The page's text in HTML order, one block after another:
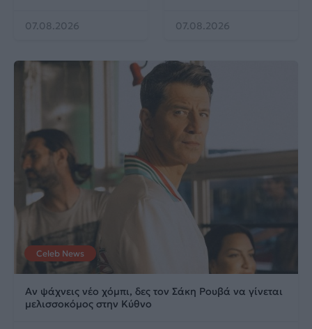
07.08.2026 07.08.2026
Celeb News
Αν ψάχνεις νέο χόμπι, δες τον Σάκη Ρουβά να γίνεται
μελισσοκόμος στην Κύθνο